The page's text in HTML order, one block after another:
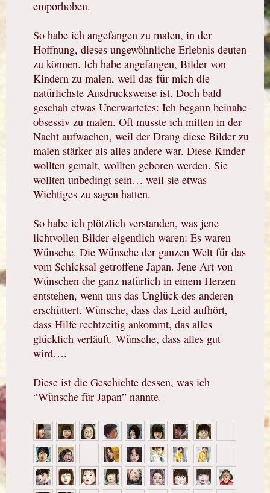
emporhoben.
So habe ich angefangen zu malen, in der
Hoffnung, dieses ungewöhnliche Erlebnis deuten
zu können. Ich habe angefangen, Bilder von
Kindern zu malen, weil das für mich die
natürlichste Ausdrucksweise ist. Doch bald
geschah etwas Unerwartetes: Ich begann beinahe
obsessiv zu malen. Oft musste ich mitten in der
Nacht aufwachen, weil der Drang diese Bilder zu
malen stärker als alles andere war. Diese Kinder
wollten gemalt, wollten geboren werden. Sie
wollten unbedingt sein… weil sie etwas
Wichtiges zu sagen hatten.
So habe ich plötzlich verstanden, was jene
lichtvollen Bilder eigentlich waren: Es waren
Wünsche. Die Wünsche der ganzen Welt für das
vom Schicksal getroffene Japan. Jene Art von
Wünschen die ganz natürlich in einem Herzen
entstehen, wenn uns das Unglück des anderen
erschüttert. Wünsche, dass das Leid aufhört,
dass Hilfe rechtzeitig ankommt, das alles
glücklich verläuft. Wünsche, dass alles gut
wird….
Diese ist die Geschichte dessen, was ich
“Wünsche für Japan” nannte.